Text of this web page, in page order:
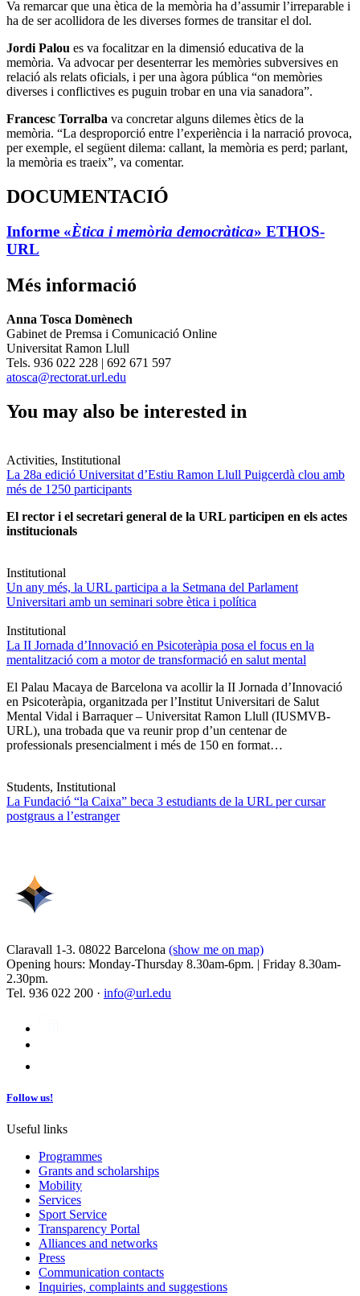
Va remarcar que una ètica de la memòria ha d’assumir l’irreparable i
ha de ser acollidora de les diverses formes de transitar el dol.
Jordi Palou es va focalitzar en la dimensió educativa de la
memòria. Va advocar per desenterrar les memòries subversives en
relació als relats oficials, i per una àgora pública “on memòries
diverses i conflictives es puguin trobar en una via sanadora”.
Francesc Torralba va concretar alguns dilemes ètics de la
memòria. “La desproporció entre l’experiència i la narració provoca,
per exemple, el següent dilema: callant, la memòria es perd; parlant,
la memòria es traeix”, va comentar.
DOCUMENTACIÓ
Informe «Ètica i memòria democràtica» ETHOS-
URL
Més informació
Anna Tosca Domènech
Gabinet de Premsa i Comunicació Online
Universitat Ramon Llull
Tels. 936 022 228 | 692 671 597
atosca@rectorat.url.edu
You may also be interested in
Activities, Institutional
La 28a edició Universitat d’Estiu Ramon Llull Puigcerdà clou amb
més de 1250 participants
El rector i el secretari general de la URL participen en els actes
institucionals
Institutional
Un any més, la URL participa a la Setmana del Parlament
Universitari amb un seminari sobre ètica i política
Institutional
La II Jornada d’Innovació en Psicoteràpia posa el focus en la
mentalització com a motor de transformació en salut mental
El Palau Macaya de Barcelona va acollir la II Jornada d’Innovació
en Psicoteràpia, organitzada per l’Institut Universitari de Salut
Mental Vidal i Barraquer – Universitat Ramon Llull (IUSMVB-
URL), una trobada que va reunir prop d’un centenar de
professionals presencialment i més de 150 en format…
Students, Institutional
La Fundació “la Caixa” beca 3 estudiants de la URL per cursar
postgraus a l’estranger
Claravall 1-3. 08022 Barcelona (show me on map)
Opening hours: Monday-Thursday 8.30am-6pm. | Friday 8.30am-
2.30pm.
Tel. 936 022 200 · info@url.edu
Follow us!
Useful links
Programmes
Grants and scholarships
Mobility
Services
Sport Service
Transparency Portal
Alliances and networks
Press
Communication contacts
Inquiries, complaints and suggestions